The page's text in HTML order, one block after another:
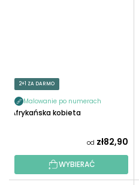
2+1 ZA DARMO
Malowanie po numerach
Afrykańska kobieta
od zł82,90
WYBIERAĆ